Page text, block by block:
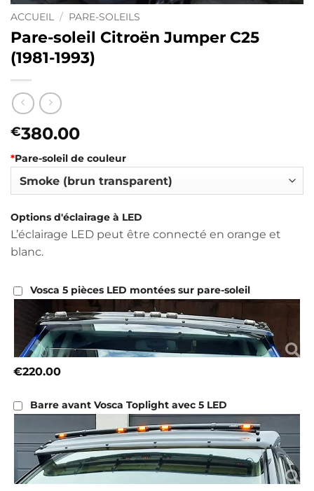
ACCUEIL / PARE-SOLEILS
Pare-soleil Citroën Jumper C25
(1981-1993)
€380.00
*Pare-soleil de couleur
Options d'éclairage à LED
L’éclairage LED peut être connecté en orange et
blanc.
Vosca 5 pièces LED montées sur pare-soleil
€220.00
Barre avant Vosca Toplight avec 5 LED